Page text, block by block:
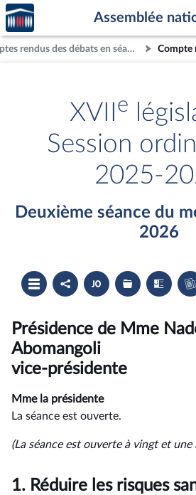
Aller au contenu
Aller en bas de la page
Accèder
à la
page
d'accueil
Assemblée
Comptes rendus des débats en séance
XVII e
Session
2025-
Deuxième séance du
2026
Ouvrir
le
sommaire
Partager
le
compte
Accéder
au
document
du
compte
rendu
Les
dossiers
législatifs
Les
textes
examinés
au
Présidence de Mme
Abomangoli
vice-présidente
Mme la présidente
La séance est ouverte.
(La séance est ouverte à vingt et
1. Réduire les risques